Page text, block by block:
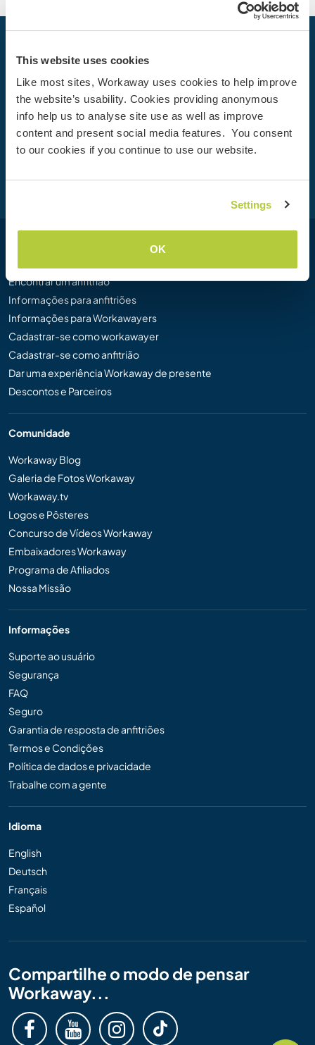
This website uses cookies
Like most sites, Workaway uses cookies to help improve
the website’s usability. Cookies providing anonymous
info help us to analyse site use as well as improve
content and present social media features. You consent
to our cookies if you continue to use our website.
Settings
OK
Sua próxima Aventura começa hoje
Junte-se à comunidade Workaway hoje mesmo para
descobrir experiências de viagem únicas com mais de
50.000 oportunidades por todo o mundo.
Encontrar um anfitrião
Informações para anfitriões
Informações para Workawayers
Cadastrar-se como workawayer
Cadastrar-se como anfitrião
Dar uma experiência Workaway de presente
Descontos e Parceiros
Comunidade
Workaway Blog
Galeria de Fotos Workaway
Workaway.tv
Logos e Pôsteres
Concurso de Vídeos Workaway
Embaixadores Workaway
Programa de Afiliados
Nossa Missão
Informações
Suporte ao usuário
Segurança
FAQ
Seguro
Garantia de resposta de anfitriões
Termos e Condições
Política de dados e privacidade
Trabalhe com a gente
Idioma
English
Deutsch
Français
Español
Compartilhe o modo de pensar
Workaway...